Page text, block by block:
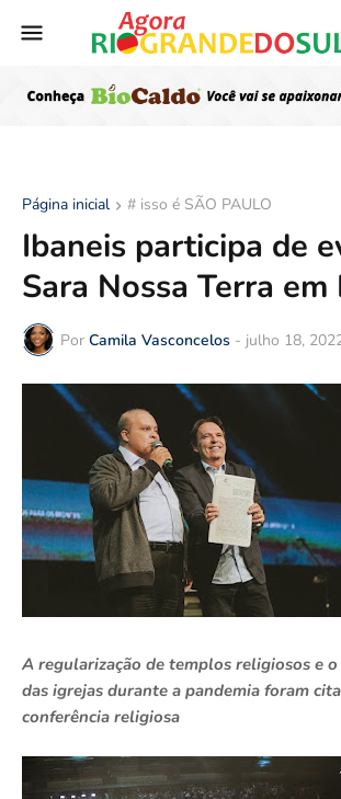
Página inicial # isso é SÃO PAULO
Ibaneis participa de
Sara Nossa Terra
Por Camila Vasconcelos - julho 18,
A regularização de templos religiosos e
das igrejas durante a pandemia foram
conferência religiosa